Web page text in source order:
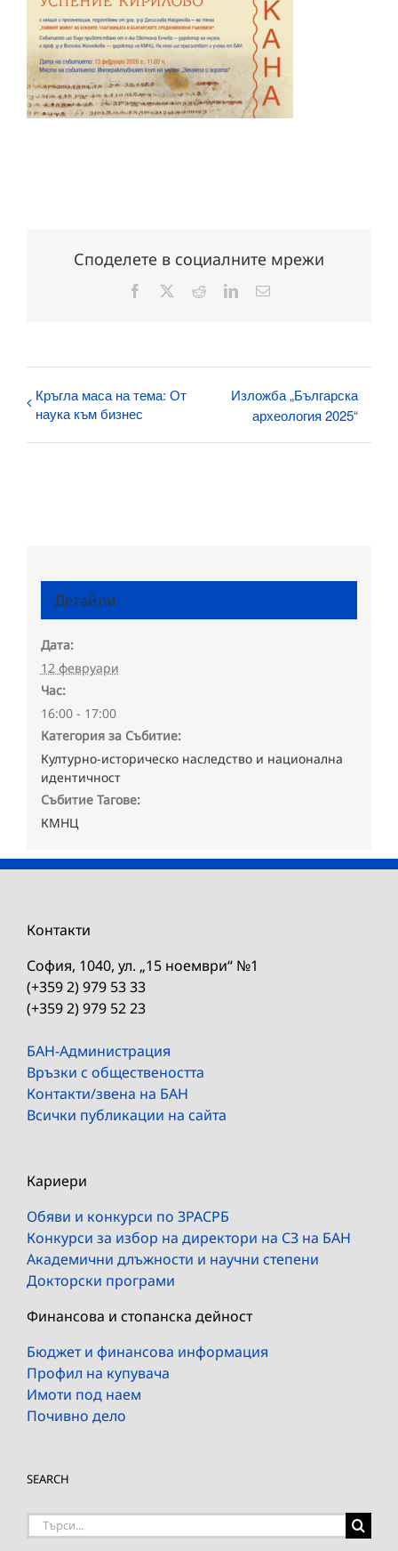
Споделете в социалните мрежи
Facebook RedditLinkedInЕлектронна
Кръгла маса на тема: От
наука към бизнес
Изложба „Българска
археология 2025“
Детайли
Дата:
12 февруари
Час:
16:00 - 17:00
Категория за Събитие:
Културно-историческо наследство и национална
идентичност
Събитие Тагове:
КМНЦ
Контакти
София, 1040, ул. „15 ноември“ №1
(+359 2) 979 53 33
(+359 2) 979 52 23
БАН-Администрация
Връзки с обществеността
Контакти/звена на БАН
Всички публикации на сайта
Кариери
Обяви и конкурси по ЗРАСРБ
Конкурси за избор на директори на СЗ на БАН
Академични длъжности и научни степени
Докторски програми
Финансова и стопанска дейност
Бюджет и финансова информация
Профил на купувача
Имоти под наем
Почивно дело
SEARCH
Търсене